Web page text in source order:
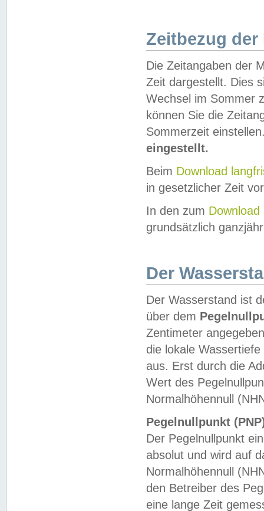
Zeitbezug der
Die Zeitangaben der
Zeit dargestellt. Dies
Wechsel im Sommer
können Sie die
Sommerzeit
eingestellt.
Beim Download
in gesetzlicher Zeit
In den zum Download
grundsätzlich
Der
Der Wasserstand ist
über dem
Zentimeter
die lokale
aus. Erst durch die
Wert des
Normalhöhennull
Pegelnullpunkt
Der Pegelnullpunkt
absolut und wird auf
Normalhöhennull
den Betreiber des
eine lange Zeit